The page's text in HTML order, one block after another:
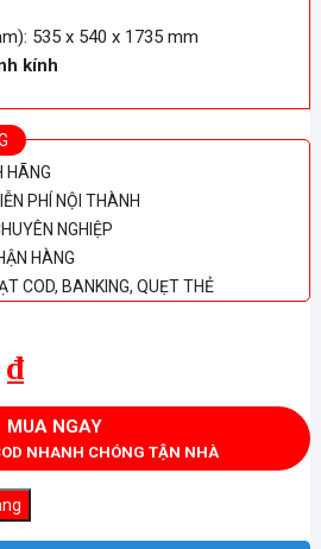
535 x 540 x 1735 mm
kính
HÃNG
PHÍ NỘI THÀNH
NGHIỆP
HÀNG
COD, BANKING, QUẸT THẺ
₫
MUA NGAY
NHANH CHÓNG TẬN NHÀ